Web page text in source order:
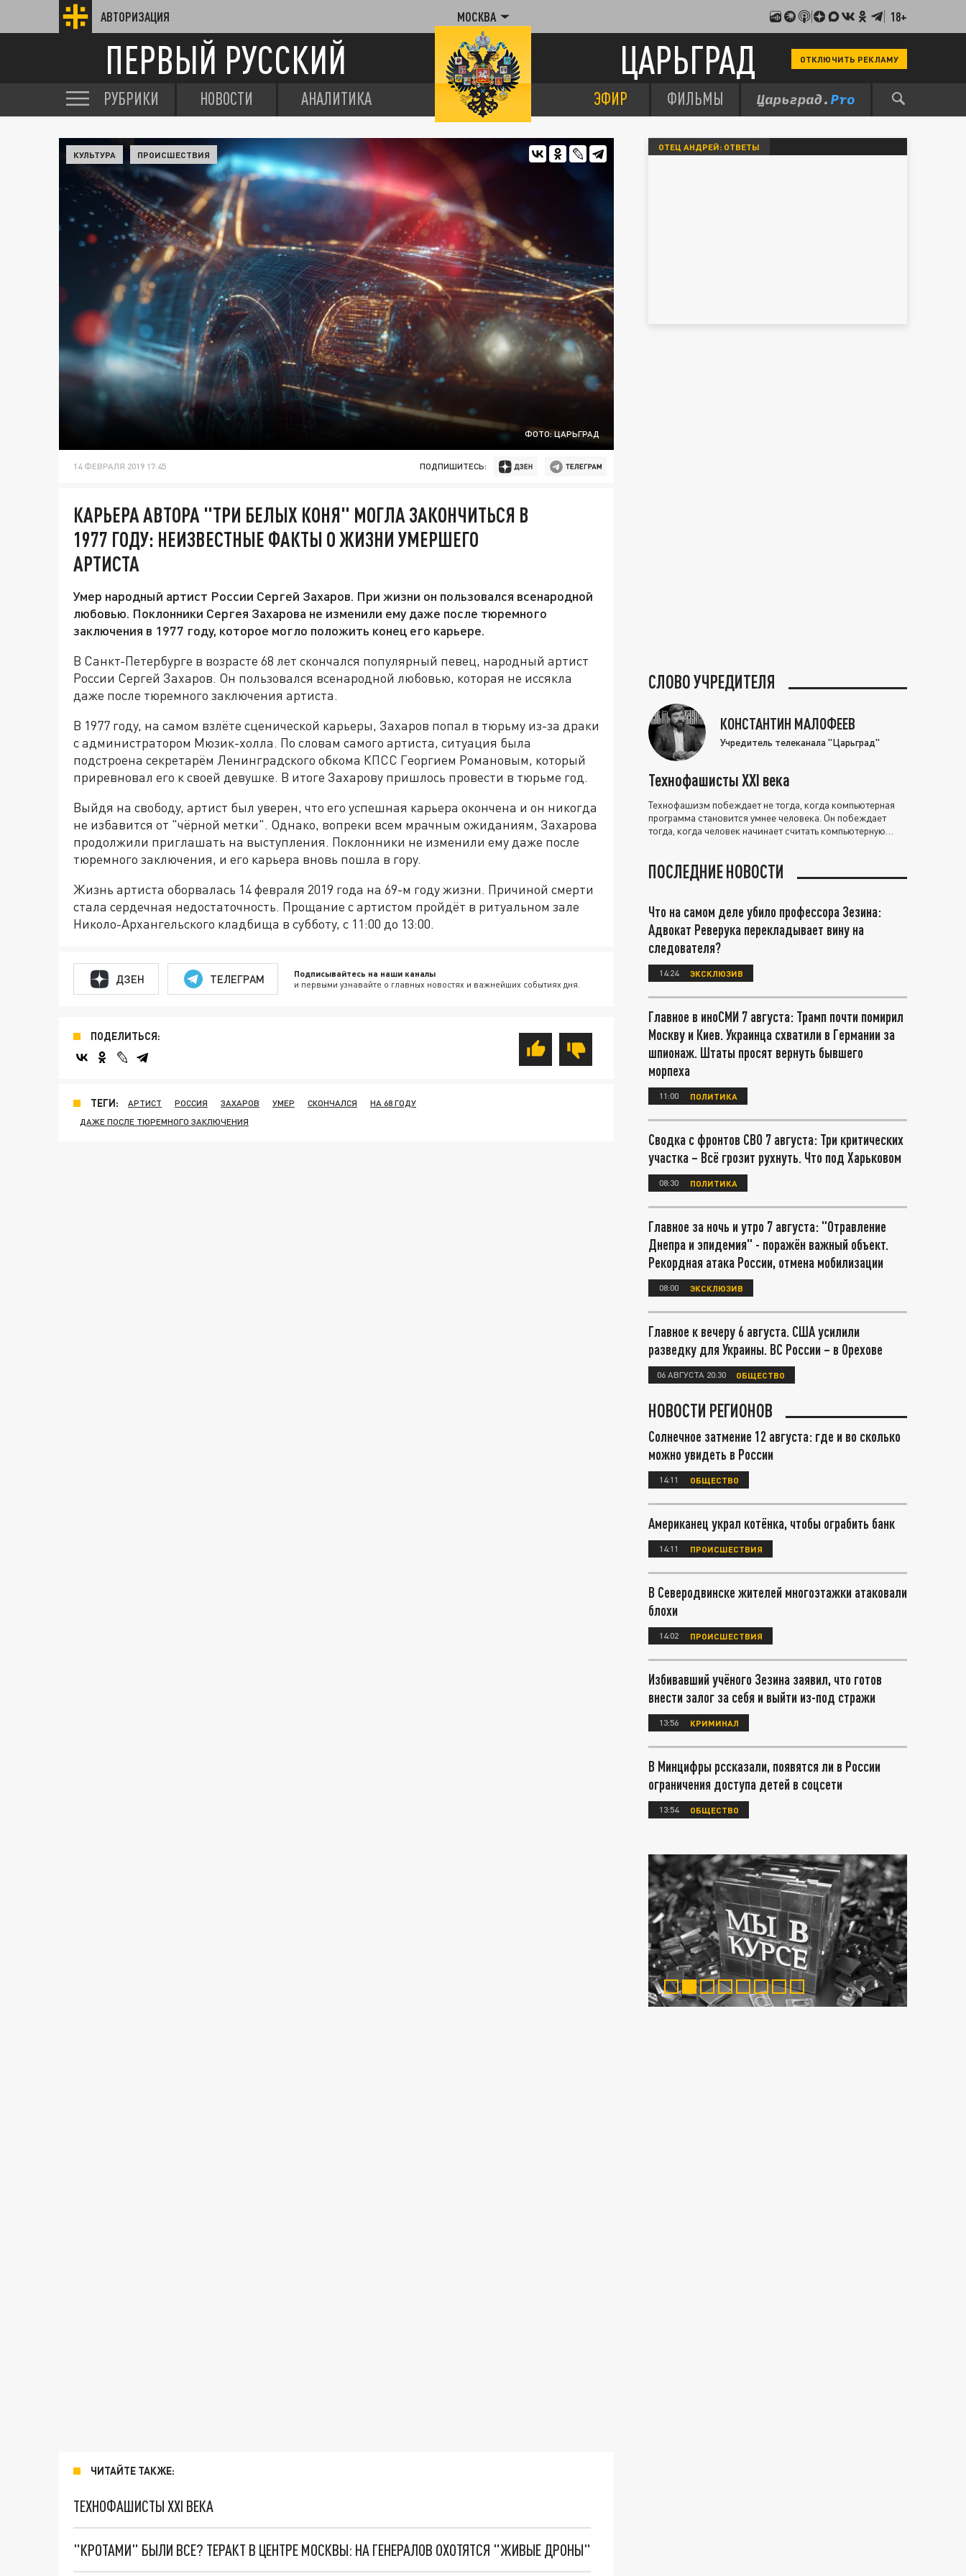
АВТОРИЗАЦИЯ МОСКВА 18+
ПЕРВЫЙ РУССКИЙ ЦАРЬГРАД ОТКЛЮЧИТЬ РЕКЛАМУ
РУБРИКИ НОВОСТИ АНАЛИТИКА ЭФИР ФИЛЬМЫ
ФОТО: ЦАРЬГРАД
КУЛЬТУРА ПРОИСШЕСТВИЯ
14 ФЕВРАЛЯ 2019 17:45 ПОДПИШИТЕСЬ:
КАРЬЕРА АВТОРА "ТРИ БЕЛЫХ КОНЯ" МОГЛА ЗАКОНЧИТЬСЯ В
1977 ГОДУ: НЕИЗВЕСТНЫЕ ФАКТЫ О ЖИЗНИ УМЕРШЕГО
АРТИСТА
Умер народный артист России Сергей Захаров. При жизни он пользовался всенародной
любовью. Поклонники Сергея Захарова не изменили ему даже после тюремного
заключения в 1977 году, которое могло положить конец его карьере.
В Санкт-Петербурге в возрасте 68 лет скончался популярный певец, народный артист
России Сергей Захаров. Он пользовался всенародной любовью, которая не иссякла
даже после тюремного заключения артиста.
В 1977 году, на самом взлёте сценической карьеры, Захаров попал в тюрьму из-за драки
с администратором Мюзик-холла. По словам самого артиста, ситуация была
подстроена секретарём Ленинградского обкома КПСС Георгием Романовым, который
приревновал его к своей девушке. В итоге Захарову пришлось провести в тюрьме год.
Выйдя на свободу, артист был уверен, что его успешная карьера окончена и он никогда
не избавится от "чёрной метки". Однако, вопреки всем мрачным ожиданиям, Захарова
продолжили приглашать на выступления. Поклонники не изменили ему даже после
тюремного заключения, и его карьера вновь пошла в гору.
Жизнь артиста оборвалась 14 февраля 2019 года на 69-м году жизни. Причиной смерти
стала сердечная недостаточность. Прощание с артистом пройдёт в ритуальном зале
Николо-Архангельского кладбища в субботу, с 11:00 до 13:00.
ДЗЕН ТЕЛЕГРАМ Подписывайтесь на наши каналы
и первыми узнавайте о главных новостях и важнейших событиях дня.
ПОДЕЛИТЬСЯ:
ТЕГИ: АРТИСТ РОССИЯ ЗАХАРОВ УМЕР СКОНЧАЛСЯ
НА 68 ГОДУ
ДАЖЕ ПОСЛЕ ТЮРЕМНОГО ЗАКЛЮЧЕНИЯ
ЧИТАЙТЕ ТАКЖЕ:
ТЕХНОФАШИСТЫ XXI ВЕКА
"КРОТАМИ" БЫЛИ ВСЕ? ТЕРАКТ В ЦЕНТРЕ МОСКВЫ: НА ГЕНЕРАЛОВ ОХОТЯТСЯ "ЖИВЫЕ ДРОНЫ"
ОТЕЦ АНДРЕЙ: ОТВЕТЫ
СЛОВО УЧРЕДИТЕЛЯ
КОНСТАНТИН МАЛОФЕЕВ
Учредитель телеканала "Царьград"
Технофашисты XXI века
Технофашизм побеждает не тогда, когда компьютерная
программа становится умнее человека. Он побеждает
тогда, когда человек начинает считать компьютерную
ПОСЛЕДНИЕ НОВОСТИ
Что на самом деле убило профессора Зезина:
Адвокат Реверука перекладывает вину на
следователя?
14:24 ЭКСКЛЮЗИВ
Главное в иноСМИ 7 августа: Трамп почти помирил
Москву и Киев. Украинца схватили в Германии за
шпионаж. Штаты просят вернуть бывшего
морпеха
11:00 ПОЛИТИКА
Сводка с фронтов СВО 7 августа: Три критических
участка – Всё грозит рухнуть. Что под Харьковом
08:30 ПОЛИТИКА
Главное за ночь и утро 7 августа: "Отравление
Днепра и эпидемия" - поражён важный объект.
Рекордная атака России, отмена мобилизации
08:00 ЭКСКЛЮЗИВ
Главное к вечеру 6 августа. США усилили
разведку для Украины. ВС России – в Орехове
06 АВГУСТА 20:30 ОБЩЕСТВО
НОВОСТИ РЕГИОНОВ
Солнечное затмение 12 августа: где и во сколько
можно увидеть в России
14:11 ОБЩЕСТВО
Американец украл котёнка, чтобы ограбить банк
14:11 ПРОИСШЕСТВИЯ
В Северодвинске жителей многоэтажки атаковали
блохи
14:02 ПРОИСШЕСТВИЯ
Избивавший учёного Зезина заявил, что готов
внести залог за себя и выйти из-под стражи
13:56 КРИМИНАЛ
В Минцифры рссказали, появятся ли в России
ограничения доступа детей в соцсети
13:54 ОБЩЕСТВО